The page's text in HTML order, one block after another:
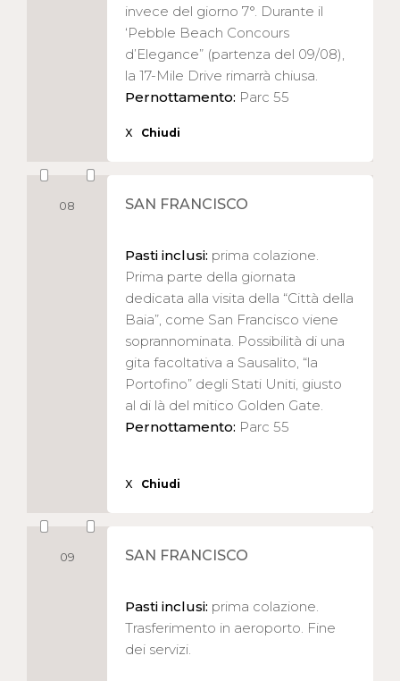
invece del giorno 7°. Durante il
‘Pebble Beach Concours
d’Elegance” (partenza del 09/08),
la 17-Mile Drive rimarrà chiusa.
Pernottamento: Parc 55
X Chiudi
08 SAN FRANCISCO
Pasti inclusi: prima colazione.
Prima parte della giornata
dedicata alla visita della “Città della
Baia”, come San Francisco viene
soprannominata. Possibilità di una
gita facoltativa a Sausalito, “la
Portofino” degli Stati Uniti, giusto
al di là del mitico Golden Gate.
Pernottamento: Parc 55
X Chiudi
09 SAN FRANCISCO
Pasti inclusi: prima colazione.
Trasferimento in aeroporto. Fine
dei servizi.